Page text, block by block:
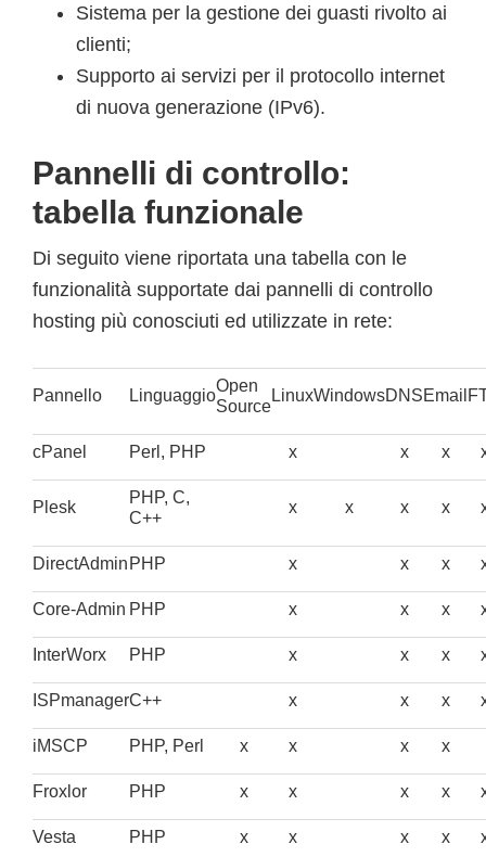
Sistema per la gestione dei guasti rivolto ai
clienti;
Supporto ai servizi per il protocollo internet
di nuova generazione (IPv6).
Pannelli di controllo:
tabella funzionale
Di seguito viene riportata una tabella con le
funzionalità supportate dai pannelli di controllo
hosting più conosciuti ed utilizzate in rete:
Pannello Linguaggio
Open
Source
LinuxWindowsDNSEmail
cPanel Perl, PHP x x x
Plesk
PHP, C,
C++
x x x x
DirectAdmin PHP x x x
Core-Admin PHP x x x
InterWorx PHP x x x
ISPmanagerC++ x x x
iMSCP PHP, Perl x x x x
Froxlor PHP x x x x
Vesta PHP x x x x